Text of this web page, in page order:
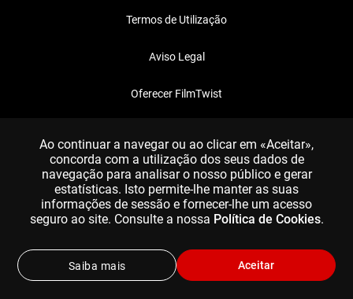
Termos de Utilização
Aviso Legal
Oferecer FilmTwist
Ao continuar a navegar ou ao clicar em «Aceitar»,
concorda com a utilização dos seus dados de
navegação para analisar o nosso público e gerar
estatísticas. Isto permite-lhe manter as suas
informações de sessão e fornecer-lhe um acesso
seguro ao site. Consulte a nossa Política de Cookies.
Aceitar
Saiba mais